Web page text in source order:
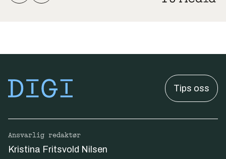
Tips oss
Ansvarlig redaktør
Kristina Fritsvold Nilsen